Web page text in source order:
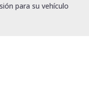
para su vehículo